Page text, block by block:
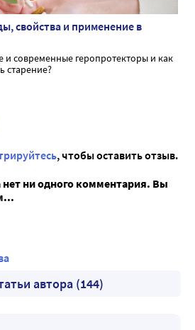
свойства и применение в
и современные геропротекторы и как
старение?
, чтобы оставить отзыв.
нет ни одного комментария. Вы
автора (144)